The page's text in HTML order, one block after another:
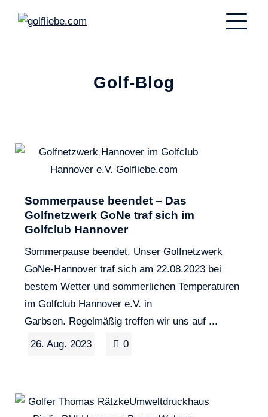
Golf-Blog
Sommerpause beendet – Das
Golfnetzwerk GoNe traf sich im
Golfclub Hannover
Sommerpause beendet. Unser Golfnetzwerk
GoNe-Hannover traf sich am 22.08.2023 bei
bestem Wetter und sommerlichen Temperaturen
im Golfclub Hannover e.V. in
Garbsen. Regelmäßig treffen wir uns auf ...
26. Aug. 2023
0